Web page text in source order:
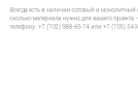
Всегда есть в наличии сотовый и монолитный
сколько материала нужно для вашего проекта
телефону: +7 (702) 988-65-74 или +7 (705)